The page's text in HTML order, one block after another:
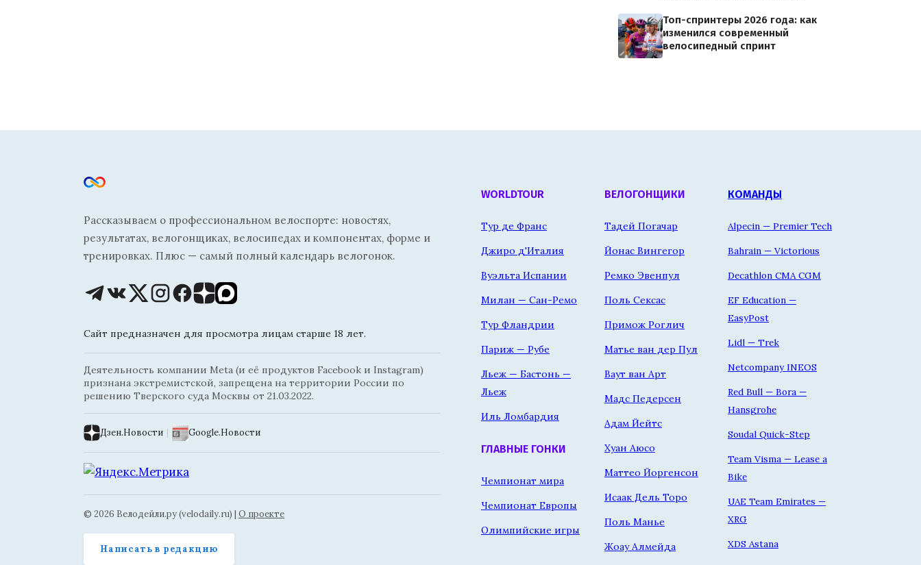
Топ-спринтеры 2026 года: как
изменился современный
велосипедный спринт
Рассказываем о профессиональном велоспорте: новостях,
результатах, велогонщиках, велосипедах и компонентах, форме и
тренировках. Плюс — самый полный календарь велогонок.
Сайт предназначен для просмотра лицам старше 18 лет.
Деятельность компании Meta (и её продуктов Facebook и Instagram)
признана экстремистской, запрещена на территории России по
решению Тверского суда Москвы от 21.03.2022.
Дзен.Новости | Google.Новости
© 2026 Велодейли.ру (velodaily.ru) | О проекте
Написать в редакцию
WORLDTOUR
Тур де Франс
Джиро д'Италия
Вуэльта Испании
Милан — Сан-Ремо
Тур Фландрии
Париж — Рубе
Льеж — Бастонь —
Льеж
Иль Ломбардия
ГЛАВНЫЕ ГОНКИ
Чемпионат мира
Чемпионат Европы
Олимпийские игры
ВЕЛОГОНЩИКИ
Тадей Погачар
Йонас Вингегор
Ремко Эвенпул
Поль Сексас
Примож Роглич
Матье ван дер Пул
Ваут ван Арт
Мадс Педерсен
Адам Йейтс
Хуан Аюсо
Маттео Йоргенсон
Исаак Дель Торо
Поль Манье
Жоау Алмейда
КОМАНДЫ
Alpecin — Premier Tech
Bahrain — Victorious
Decathlon CMA CGM
EF Education —
EasyPost
Lidl — Trek
Netcompany INEOS
Red Bull — Bora —
Hansgrohe
Soudal Quick-Step
Team Visma — Lease a
Bike
UAE Team Emirates —
XRG
XDS Astana